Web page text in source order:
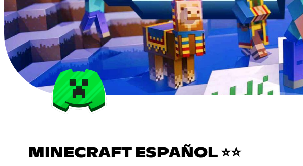
MINECRAFT ESPAÑOL ⭐⭐